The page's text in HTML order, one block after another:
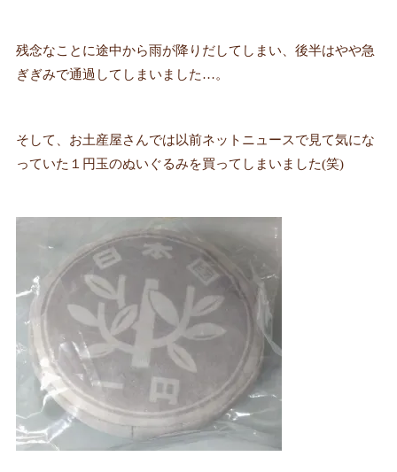
残念なことに途中から雨が降りだしてしまい、後半はやや急
ぎぎみで通過してしまいました…。
そして、お土産屋さんでは以前ネットニュースで見て気にな
っていた１円玉のぬいぐるみを買ってしまいました(笑)